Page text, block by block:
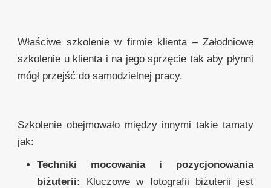
Właściwe szkolenie w firmie klienta – Załodniowe
szkolenie u klienta i na jego sprzęcie tak aby płynni
mógł przejść do samodzielnej pracy.
Szkolenie obejmowało między innymi takie tamaty
jak:
Techniki mocowania i pozycjonowania
biżuterii:
Kluczowe w fotografii biżuterii jest